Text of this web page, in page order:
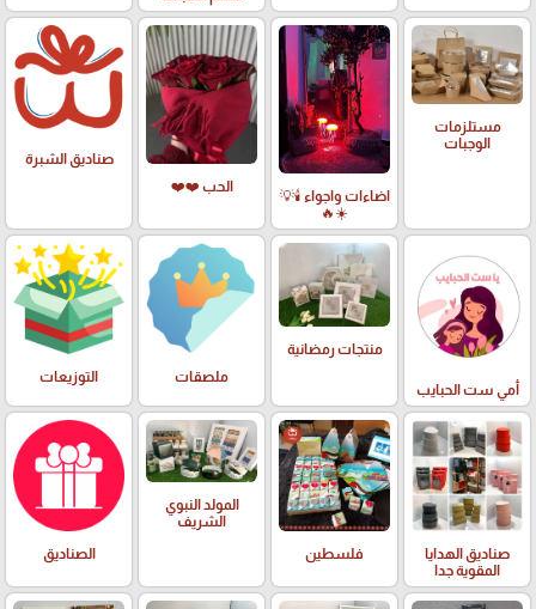
مستلزمات
الوجبات
اضاءات واجواء 🕯️💡
☀️🔥
الحب ❤️❤️
صناديق الشبرة
أمي ست الحبايب
منتجات رمضانية
ملصقات
التوزيعات
صناديق الهدايا
المقوية جدا
فلسطين
المولد النبوي
الشريف
الصناديق